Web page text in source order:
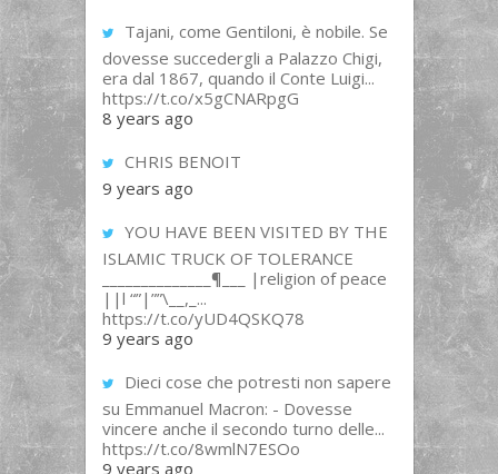
Tajani, come Gentiloni, è nobile. Se
dovesse succedergli a Palazzo Chigi,
era dal 1867, quando il Conte Luigi...
https://t.co/x5gCNARpgG
8 years ago
CHRIS BENOIT
9 years ago
YOU HAVE BEEN VISITED BY THE
ISLAMIC TRUCK OF TOLERANCE
______________¶___ |religion of peace
||l “”|””\__,_...
https://t.co/yUD4QSKQ78
9 years ago
Dieci cose che potresti non sapere
su Emmanuel Macron: - Dovesse
vincere anche il secondo turno delle...
https://t.co/8wmlN7ESOo
9 years ago